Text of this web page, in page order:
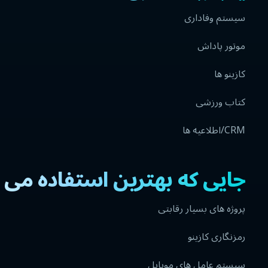
سیستم وفاداری
موتور پاداش
کازینو ها
کتاب ورزشی
CRM/اطلاعیه ها
جایی که بهترین استفاده
پروژه های بسیار رقابتی
رمزنگاری کازینو